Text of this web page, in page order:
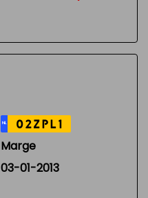
NL 02ZPL1
Marge
03-01-2013